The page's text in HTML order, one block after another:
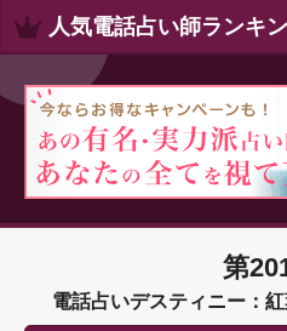
人気電話占い師ランキ
第
電話占いデスティニー：